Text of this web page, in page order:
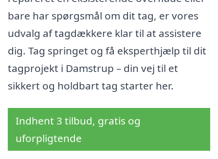
bare har spørgsmål om dit tag, er vores
udvalg af tagdækkere klar til at assistere
dig. Tag springet og få eksperthjælp til dit
tagprojekt i Damstrup – din vej til et
sikkert og holdbart tag starter her.
Indhent 3 tilbud, gratis og
uforpligtende